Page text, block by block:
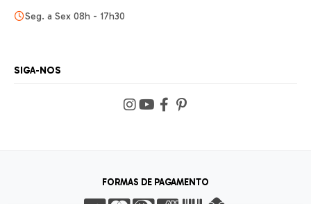
Seg. a Sex 08h - 17h30
SIGA-NOS
FORMAS DE PAGAMENTO